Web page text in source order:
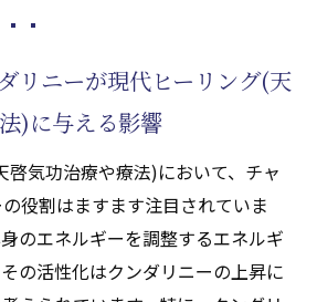
リニーが現代ヒーリング(天
)に与える影響
啓気功治療や療法)において、チャ
役割はますます注目されていま
のエネルギーを調整するエネルギ
の活性化はクンダリニーの上昇に